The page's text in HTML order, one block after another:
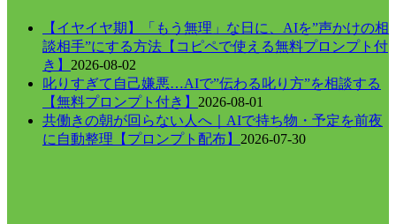
【イヤイヤ期】「もう無理」な日に、AIを”声かけの相
談相手”にする方法【コピペで使える無料プロンプト付
き】 2026-08-02
叱りすぎて自己嫌悪…AIで”伝わる叱り方”を相談する
【無料プロンプト付き】 2026-08-01
共働きの朝が回らない人へ｜AIで持ち物・予定を前夜
に自動整理【プロンプト配布】 2026-07-30